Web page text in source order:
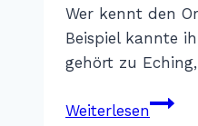
Wer kennt den
Beispiel kannte
gehört zu
WeiterlesenPame